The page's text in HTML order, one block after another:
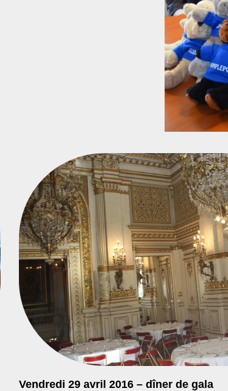
Vendredi 29 avril 2016 – dîner de gala